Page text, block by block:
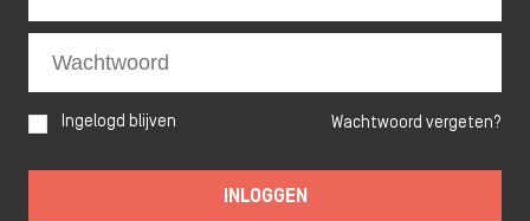
Ingelogd blijven Wachtwoord vergeten?
INLOGGEN